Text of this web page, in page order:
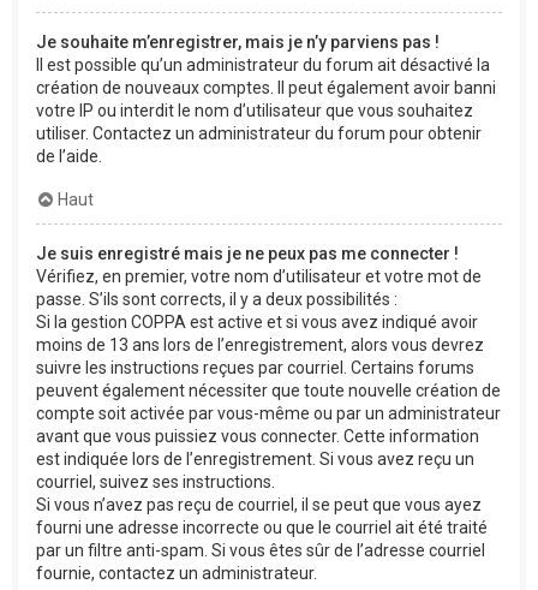
Je souhaite m’enregistrer, mais je n’y parviens pas !
Il est possible qu’un administrateur du forum ait désactivé la
création de nouveaux comptes. Il peut également avoir banni
votre IP ou interdit le nom d’utilisateur que vous souhaitez
utiliser. Contactez un administrateur du forum pour obtenir
de l’aide.
Haut
Je suis enregistré mais je ne peux pas me connecter !
Vérifiez, en premier, votre nom d’utilisateur et votre mot de
passe. S’ils sont corrects, il y a deux possibilités :
Si la gestion COPPA est active et si vous avez indiqué avoir
moins de 13 ans lors de l’enregistrement, alors vous devrez
suivre les instructions reçues par courriel. Certains forums
peuvent également nécessiter que toute nouvelle création de
compte soit activée par vous-même ou par un administrateur
avant que vous puissiez vous connecter. Cette information
est indiquée lors de l’enregistrement. Si vous avez reçu un
courriel, suivez ses instructions.
Si vous n’avez pas reçu de courriel, il se peut que vous ayez
fourni une adresse incorrecte ou que le courriel ait été traité
par un filtre anti-spam. Si vous êtes sûr de l’adresse courriel
fournie, contactez un administrateur.